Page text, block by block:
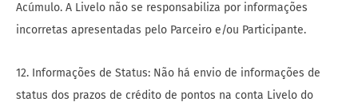
Acúmulo. A Livelo não se responsabiliza por informações
incorretas apresentadas pelo Parceiro e/ou Participante.
12. Informações de Status: Não há envio de informações de
status dos prazos de crédito de pontos na conta Livelo do